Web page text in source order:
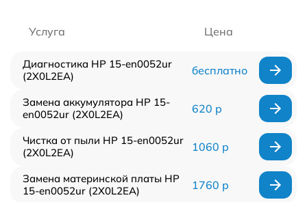
Услуга Цена
Диагностика HP 15-en0052ur
(2X0L2EA)
бесплатно
Замена аккумулятора HP 15-
en0052ur (2X0L2EA)
620 р
Чистка от пыли HP 15-en0052ur
(2X0L2EA)
1060 р
Замена материнской платы HP
15-en0052ur (2X0L2EA)
1760 р